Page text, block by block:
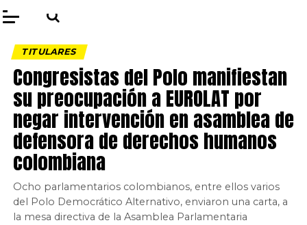
TITULARES
Congresistas del Polo manifiestan
su preocupación a EUROLAT por
negar intervención en asamblea de
defensora de derechos humanos
colombiana
Ocho parlamentarios colombianos, entre ellos varios
del Polo Democrático Alternativo, enviaron una carta, a
la mesa directiva de la Asamblea Parlamentaria